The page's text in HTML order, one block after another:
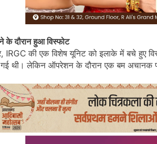
के दौरान हुआ विस्फोट
IRGC की एक विशेष यूनिट को इलाके में बचे हुए
गई थी। लेकिन ऑपरेशन के दौरान एक बम